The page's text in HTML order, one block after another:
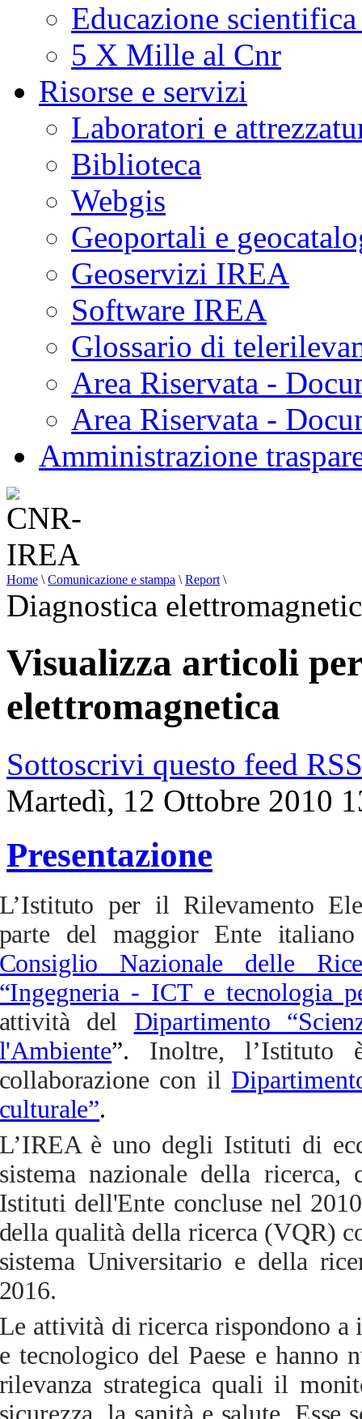
Educazione
5 X Mille al Cnr
Risorse e servizi
Laboratori e
Biblioteca
Webgis
Geoportali e
Geoservizi IREA
Software IREA
Glossario di
Area Riservata -
Area Riservata -
Amministrazione
Home \ Comunicazione e stampa \ Report \
Diagnostica
Visualizza articoli
elettromagnetica
Sottoscrivi questo feed RSS
Martedì, 12 Ottobre 2010
Presentazione
per il Rilevamento
del maggior Ente
Nazionale delle
- ICT e tecnologia
del Dipartimento
”. Inoltre,
con il
.
è uno degli Istituti di
nazionale della ricerca,
dell'Ente concluse nel
qualità della ricerca (VQR)
Universitario e della
attività di ricerca rispondono
tecnologico del Paese e hanno
strategica quali il